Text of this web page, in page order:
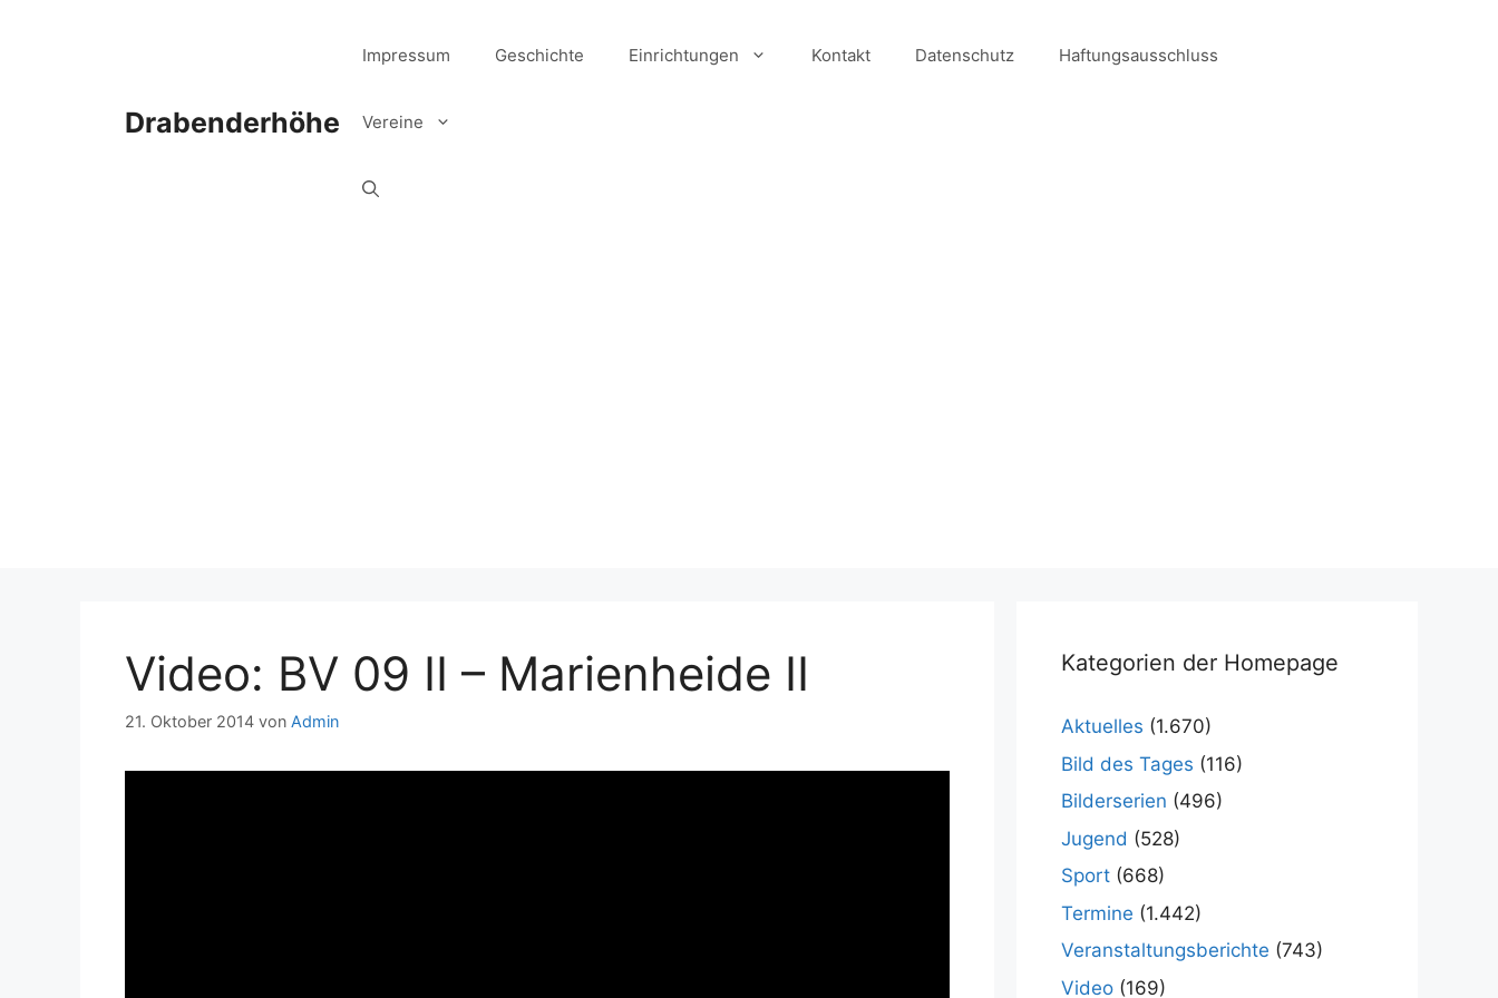
Drabenderhöhe
Impressum Geschichte Einrichtungen Kontakt Datenschutz Haftungsausschluss
Vereine
Video: BV 09 II – Marienheide II
21. Oktober 2014 von Admin
Kategorien der Homepage
Aktuelles (1.670)
Bild des Tages (116)
Bilderserien (496)
Jugend (528)
Sport (668)
Termine (1.442)
Veranstaltungsberichte (743)
Video (169)